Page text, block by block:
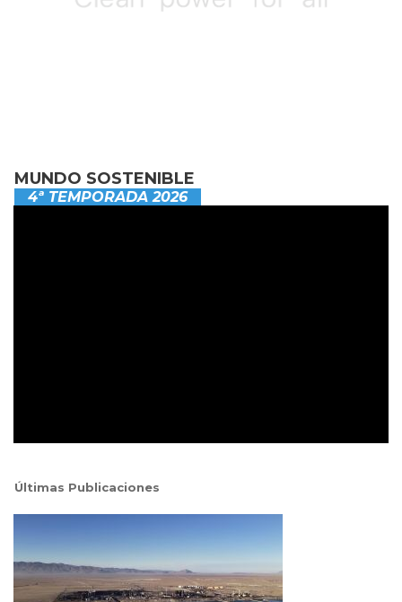
MUNDO SOSTENIBLE
4ª TEMPORADA 2026
Últimas Publicaciones